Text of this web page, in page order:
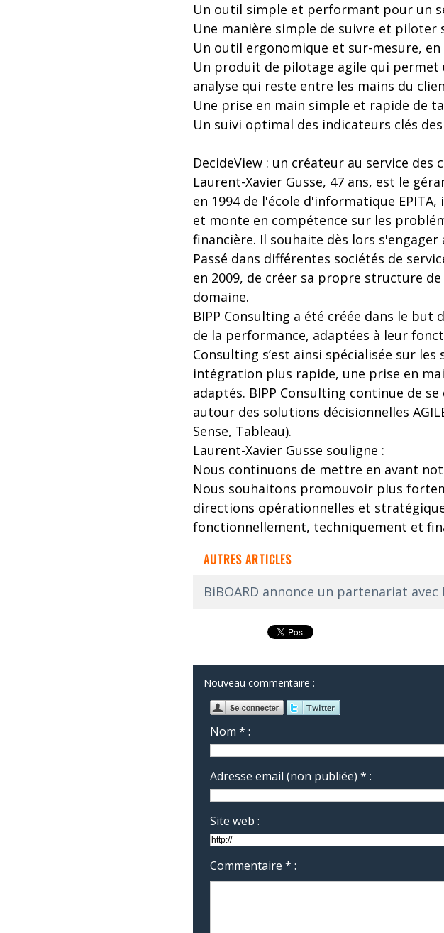
Un outil simple et performant pour un
Une manière simple de suivre et piloter
Un outil ergonomique et sur-mesure,
Un produit de pilotage agile qui
analyse qui reste entre les mains du
Une prise en main simple et rapide de
Un suivi optimal des indicateurs clés
DecideView : un créateur au service des
Laurent-Xavier Gusse, 47 ans, est le
en 1994 de l'école d'informatique
et monte en compétence sur les
financière. Il souhaite dès lors
Passé dans différentes sociétés de
en 2009, de créer sa propre structure
domaine.
BIPP Consulting a été créée dans le
de la performance, adaptées à leur
Consulting s’est ainsi spécialisée sur
intégration plus rapide, une prise en
adaptés. BIPP Consulting continue de
autour des solutions décisionnelles
Sense, Tableau).
Laurent-Xavier Gusse souligne :
Nous continuons de mettre en avant
Nous souhaitons promouvoir plus
directions opérationnelles et
fonctionnellement, techniquement et
AUTRES ARTICLES
BiBOARD annonce un partenariat avec
Nouveau commentaire :
Nom * :
Adresse email (non publiée) * :
Site web :
Commentaire * :